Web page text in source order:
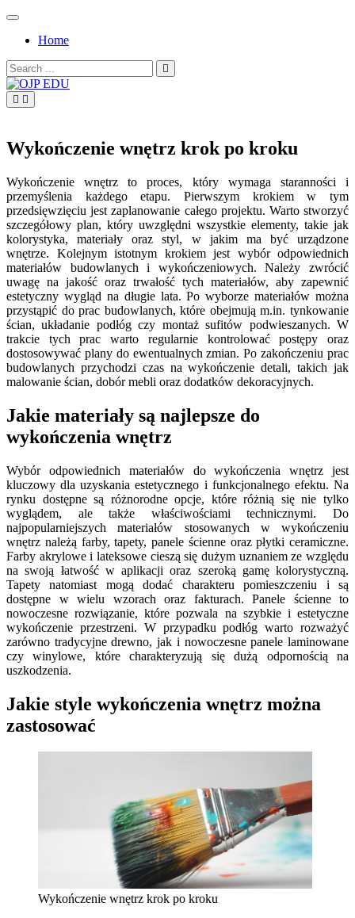
Skip
contentHome
Search
for:
Wykończenie wnętrz krok po kroku
Wykończenie wnętrz to proces, który wymaga staranności i
przemyślenia każdego etapu. Pierwszym krokiem w tym
przedsięwzięciu jest zaplanowanie całego projektu. Warto stworzyć
szczegółowy plan, który uwzględni wszystkie elementy, takie jak
kolorystyka, materiały oraz styl, w jakim ma być urządzone
wnętrze. Kolejnym istotnym krokiem jest wybór odpowiednich
materiałów budowlanych i wykończeniowych. Należy zwrócić
uwagę na jakość oraz trwałość tych materiałów, aby zapewnić
estetyczny wygląd na długie lata. Po wyborze materiałów można
przystąpić do prac budowlanych, które obejmują m.in. tynkowanie
ścian, układanie podłóg czy montaż sufitów podwieszanych. W
trakcie tych prac warto regularnie kontrolować postępy oraz
dostosowywać plany do ewentualnych zmian. Po zakończeniu prac
budowlanych przychodzi czas na wykończenie detali, takich jak
malowanie ścian, dobór mebli oraz dodatków dekoracyjnych.
Jakie materiały są najlepsze do
wykończenia wnętrz
Wybór odpowiednich materiałów do wykończenia wnętrz jest
kluczowy dla uzyskania estetycznego i funkcjonalnego efektu. Na
rynku dostępne są różnorodne opcje, które różnią się nie tylko
wyglądem, ale także właściwościami technicznymi. Do
najpopularniejszych materiałów stosowanych w wykończeniu
wnętrz należą farby, tapety, panele ścienne oraz płytki ceramiczne.
Farby akrylowe i lateksowe cieszą się dużym uznaniem ze względu
na swoją łatwość w aplikacji oraz szeroką gamę kolorystyczną.
Tapety natomiast mogą dodać charakteru pomieszczeniu i są
dostępne w wielu wzorach oraz fakturach. Panele ścienne to
nowoczesne rozwiązanie, które pozwala na szybkie i estetyczne
wykończenie przestrzeni. W przypadku podłóg warto rozważyć
zarówno tradycyjne drewno, jak i nowoczesne panele laminowane
czy winylowe, które charakteryzują się dużą odpornością na
uszkodzenia.
Jakie style wykończenia wnętrz można
zastosować
Wykończenie wnętrz krok po kroku